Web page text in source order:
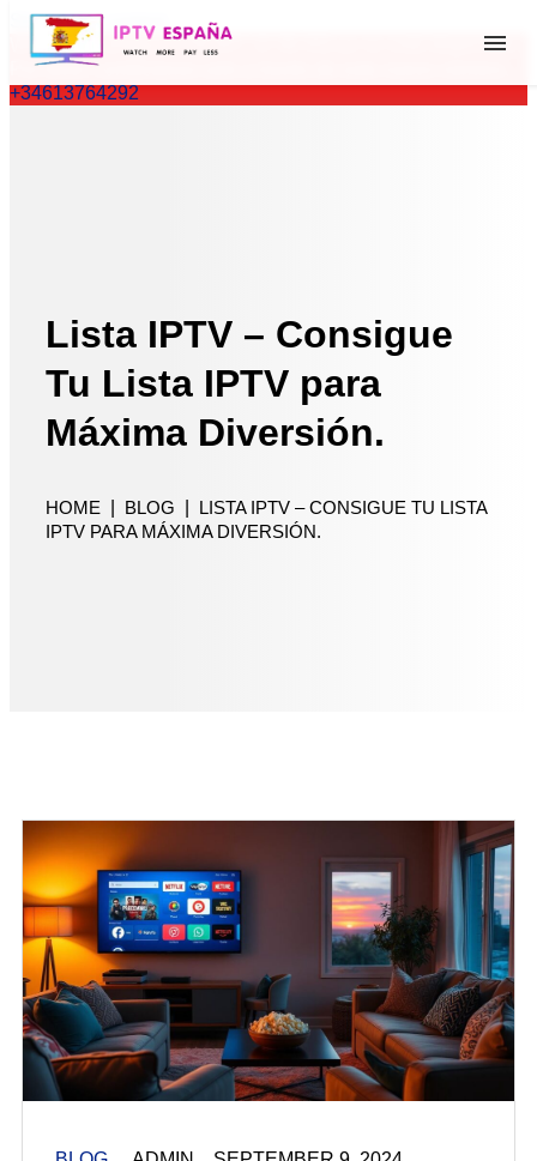
Skip to the content
WhatsApp antiguo (+34 657 22 86 83) ya no está disponible.
Por favor, contáctanos solo a través de este nuevo número.
+34613764292
Hogar
prueba Gratis 1H
Lista IPTV – Consigue
Tu Lista IPTV para
Máxima Diversión.
HOME BLOG
LISTA IPTV – CONSIGUE TU LISTA
IPTV PARA MÁXIMA DIVERSIÓN.